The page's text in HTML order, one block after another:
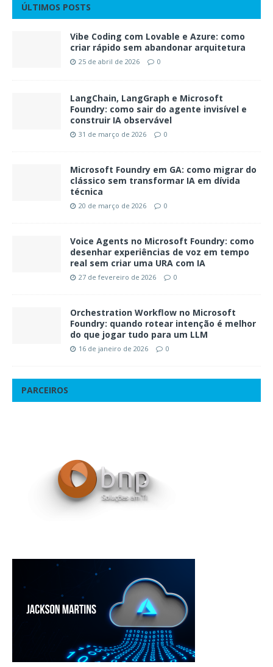
ÚLTIMOS POSTS
Vibe Coding com Lovable e Azure: como
criar rápido sem abandonar arquitetura
25 de abril de 2026 0
LangChain, LangGraph e Microsoft
Foundry: como sair do agente invisível e
construir IA observável
31 de março de 2026 0
Microsoft Foundry em GA: como migrar do
clássico sem transformar IA em dívida
técnica
20 de março de 2026 0
Voice Agents no Microsoft Foundry: como
desenhar experiências de voz em tempo
real sem criar uma URA com IA
27 de fevereiro de 2026 0
Orchestration Workflow no Microsoft
Foundry: quando rotear intenção é melhor
do que jogar tudo para um LLM
16 de janeiro de 2026 0
PARCEIROS